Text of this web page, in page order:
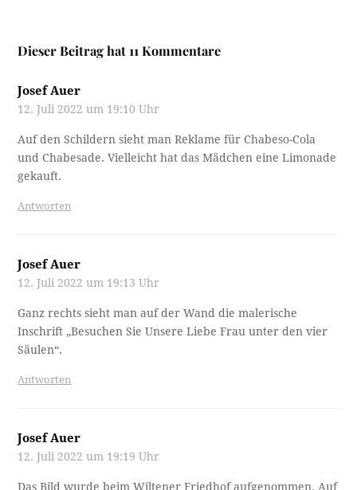
Dieser Beitrag hat 11 Kommentare
Josef Auer
12. Juli 2022 um 19:10 Uhr
Auf den Schildern sieht man Reklame für Chabeso-Cola
und Chabesade. Vielleicht hat das Mädchen eine Limonade
gekauft.
Antworten
Josef Auer
12. Juli 2022 um 19:13 Uhr
Ganz rechts sieht man auf der Wand die malerische
Inschrift „Besuchen Sie Unsere Liebe Frau unter den vier
Säulen“.
Antworten
Josef Auer
12. Juli 2022 um 19:19 Uhr
Das Bild wurde beim Wiltener Friedhof aufgenommen. Auf